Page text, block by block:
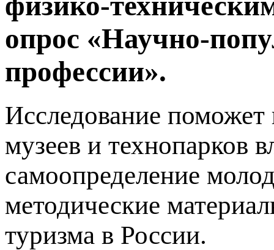
опрос «Научно-
профессии».
Исследование
музеев и технопарков
самоопределение
методические
туризма в России.